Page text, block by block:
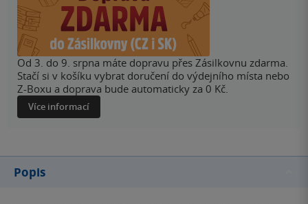
Od 3. do 9. srpna máte dopravu přes Zásilkovnu zdarma.
Stačí si v košíku vybrat doručení do výdejního místa nebo
Z-Boxu a doprava bude automaticky za 0 Kč.
Více informací
Popis